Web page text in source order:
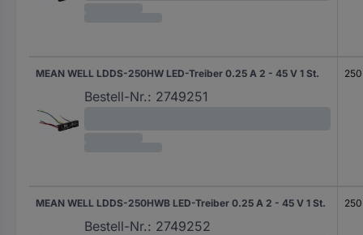
MEAN WELL LDDS-250HW LED-Treiber 0.25 A 2 - 45 V 1 St.
Bestell-Nr.: 2749251
MEAN WELL LDDS-250HWB LED-Treiber 0.25 A 2 - 45 V 1 St.
Bestell-Nr.: 2749252